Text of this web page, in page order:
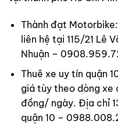
Thành đạt
liên hệ tại 115/21 Lê
Nhuận –
Thuê xe uy tín quận
giá tùy theo dòng
đồng/ ngày. Địa chỉ
quận 10 –